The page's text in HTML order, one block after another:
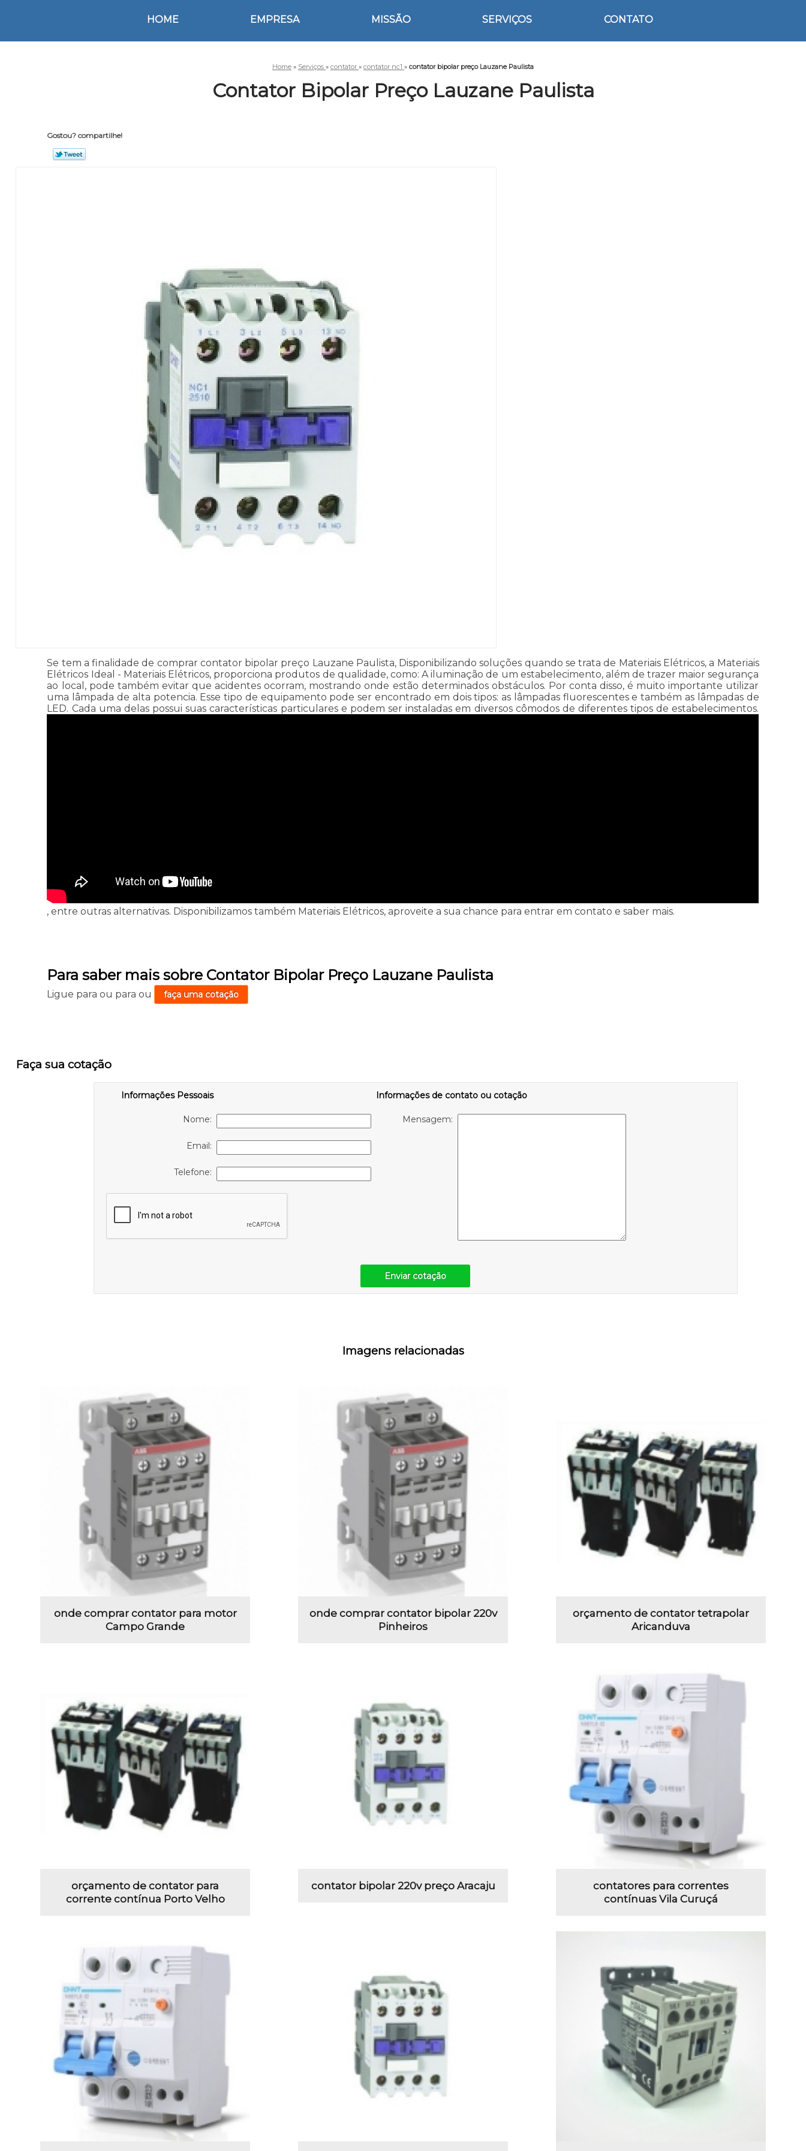
HOME EMPRESA MISSÃO SERVIÇOS CONTATO
Home » Serviços » contator » contator nc1 » contator bipolar preço Lauzane Paulista
Contator Bipolar Preço Lauzane Paulista
Gostou? compartilhe!
Se tem a finalidade de comprar contator bipolar preço Lauzane Paulista, Disponibilizando soluções quando se trata de Materiais Elétricos, a Materiais
Elétricos Ideal - Materiais Elétricos, proporciona produtos de qualidade, como: A iluminação de um estabelecimento, além de trazer maior segurança
ao local, pode também evitar que acidentes ocorram, mostrando onde estão determinados obstáculos. Por conta disso, é muito importante utilizar
uma lâmpada de alta potencia. Esse tipo de equipamento pode ser encontrado em dois tipos: as lâmpadas fluorescentes e também as lâmpadas de
LED. Cada uma delas possui suas características particulares e podem ser instaladas em diversos cômodos de diferentes tipos de estabelecimentos.
, entre outras alternativas. Disponibilizamos também Materiais Elétricos, aproveite a sua chance para entrar em contato e saber mais.
Para saber mais sobre Contator Bipolar Preço Lauzane Paulista
Ligue paraou paraou faça uma cotação
Faça sua cotação
Informações Pessoais
Nome:
Email:
Telefone:
Informações de contato ou cotação
Mensagem:
Enviar cotação
Imagens relacionadas
onde comprar contator para motor
Campo Grande
onde comprar contator bipolar 220v
Pinheiros
orçamento de contator tetrapolar
Aricanduva
orçamento de contator para
corrente contínua Porto Velho
contator bipolar 220v preço Aracaju
contatores para correntes
contínuas Vila Curuçá